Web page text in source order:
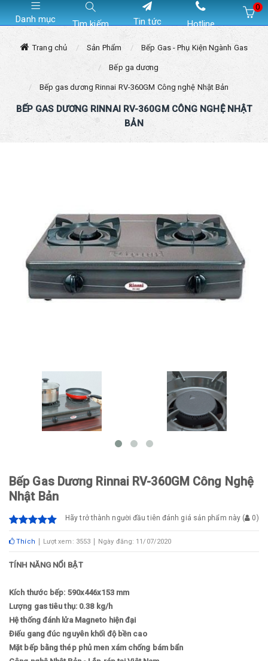
Danh mục Tìm kiếm Tin tức Hotline
0
Trang chủ Sản Phẩm Bếp Gas - Phụ Kiện Ngành Gas
Bếp ga dương
Bếp gas dương Rinnai RV-360GM Công nghệ Nhật Bản
BẾP GAS DƯƠNG RINNAI RV-360GM CÔNG NGHỆ NHẬT
BẢN
Bếp Gas Dương Rinnai RV-360GM Công Nghệ
Nhật Bản
Hãy trở thành người đầu tiên đánh giá sản phẩm này ( 0)
Thích Lượt xem: 3553 Ngày đăng: 11/07/2020
TÍNH NĂNG NỔI BẬT
Kích thước bếp: 590x446x153 mm
Lượng gas tiêu thụ: 0.38 kg/h
Hệ thống đánh lửa Magneto hiện đại
Điếu gang đúc nguyên khối độ bền cao
Mặt bếp bằng thép phủ men xám chống bám bẩn